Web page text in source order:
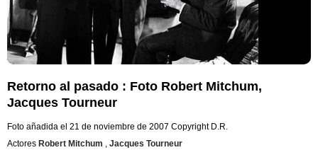
Retorno al pasado : Foto Robert Mitchum,
Jacques Tourneur
Foto añadida el 21 de noviembre de 2007 Copyright D.R.
Actores Robert Mitchum , Jacques Tourneur